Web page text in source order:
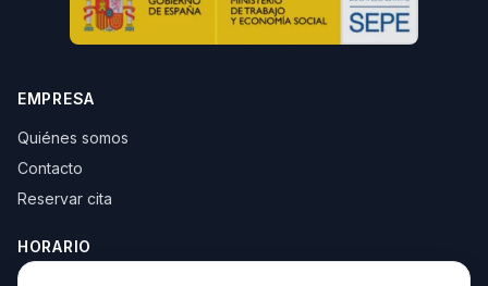
EMPRESA
Quiénes somos
Contacto
Reservar cita
HORARIO